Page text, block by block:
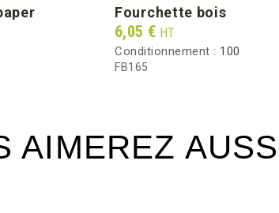
Poids unitaire (g)
Poids brut au carton (kg)
fourchette bois
Prix
6,05 € HT
Conditionnement : 100
FB165
AIMEREZ